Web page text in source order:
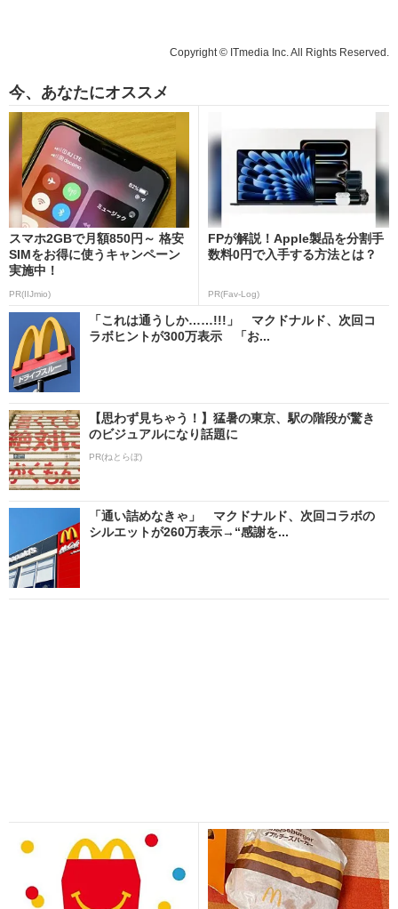
Copyright © ITmedia Inc. All Rights Reserved.
今、あなたにオススメ
スマホ2GBで月額850円～ 格安
SIMをお得に使うキャンペーン
実施中！
PR(IIJmio)
FPが解説！Apple製品を分割手
数料0円で入手する方法とは？
PR(Fav-Log)
「これは通うしか……!!!」 マクドナルド、次回コ
ラボヒントが300万表示 「お...
【思わず見ちゃう！】猛暑の東京、駅の階段が驚き
のビジュアルになり話題に
PR(ねとらぼ)
「通い詰めなきゃ」 マクドナルド、次回コラボの
シルエットが260万表示→“感謝を...